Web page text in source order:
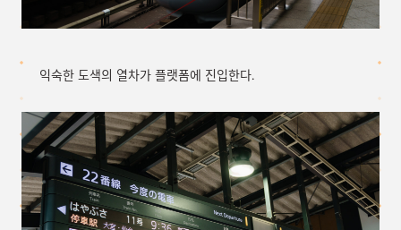
익숙한 도색의 열차가 플랫폼에 진입한다.